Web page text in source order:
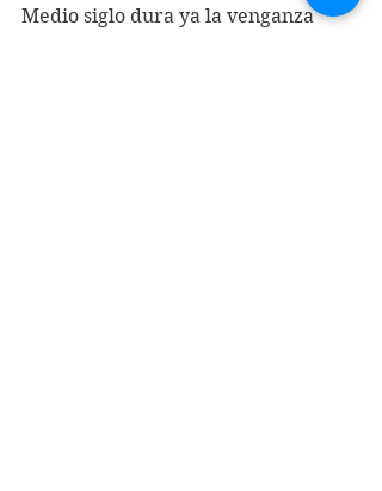
Medio siglo dura ya la venganza